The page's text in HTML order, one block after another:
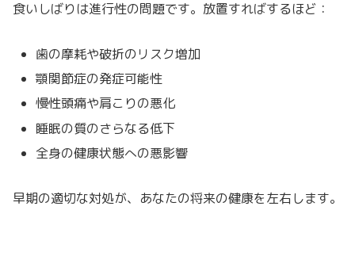
食いしばりは進行性の問題です。放置すればするほど：
歯の摩耗や破折のリスク増加
顎関節症の発症可能性
慢性頭痛や肩こりの悪化
睡眠の質のさらなる低下
全身の健康状態への悪影響
早期の適切な対処が、あなたの将来の健康を左右します。